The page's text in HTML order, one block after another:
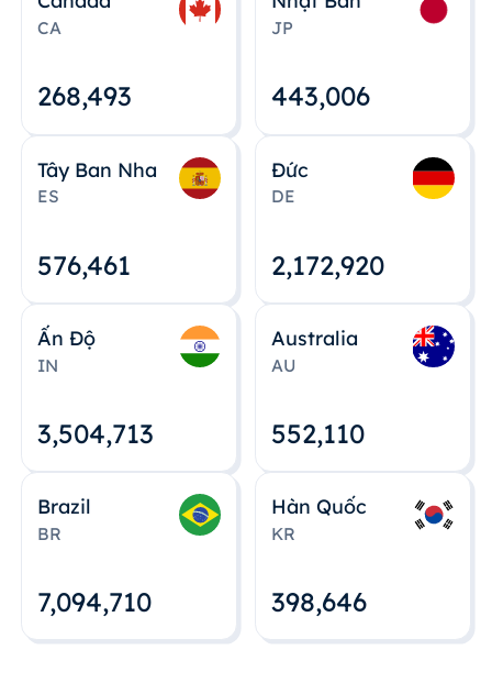
CA
268,495
JP
443,008
Tây Ban Nha
ES
576,463
Đức
DE
2,172,922
Ấn Độ
IN
3,504,715
Australia
AU
552,112
Brazil
BR
7,094,712
Hàn Quốc
KR
398,648